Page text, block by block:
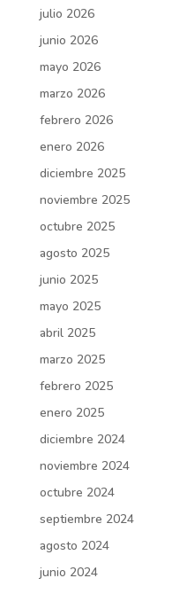
julio 2026
junio 2026
mayo 2026
marzo 2026
febrero 2026
enero 2026
diciembre 2025
noviembre 2025
octubre 2025
agosto 2025
junio 2025
mayo 2025
abril 2025
marzo 2025
febrero 2025
enero 2025
diciembre 2024
noviembre 2024
octubre 2024
septiembre 2024
agosto 2024
junio 2024